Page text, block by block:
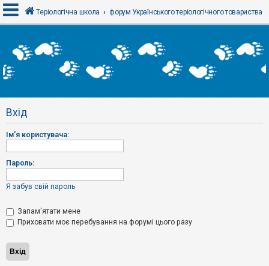
х
і
Р
є
т
р
а
і
Т
м
и
б
Теріологічна школа форум Українського теріологічного товариства
Вхід
Ім'я користувача:
Пароль:
Я забув свій пароль
Запам'ятати мене
Приховати моє перебування на форумі цього разу